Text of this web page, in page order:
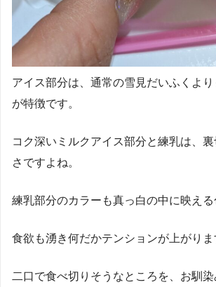
アイス部分は、通常の雪見だいふくよ
が特徴です。
コク深いミルクアイス部分と練乳は、
さですよね。
練乳部分のカラーも真っ白の中に映える
食欲も湧き何だかテンションが上がりま
二口で食べ切りそうなところを、お馴